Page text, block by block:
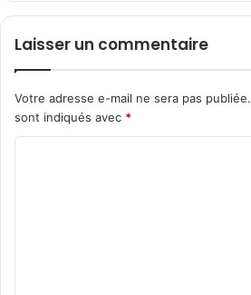
Laisser un commentaire
Votre adresse e-mail ne sera pas publiée.
sont indiqués avec *